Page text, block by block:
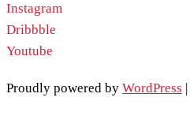
Instagram
Dribbble
Youtube
Proudly powered by WordPress